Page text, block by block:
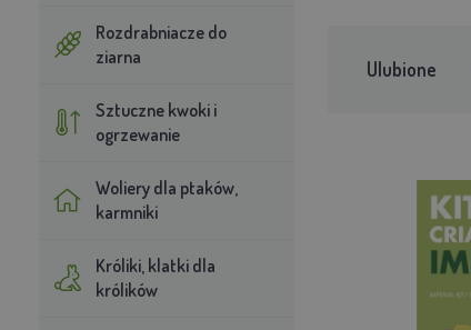
Rozdrabniacze do
ziarna
Sztuczne kwoki i
ogrzewanie
Woliery dla ptaków,
karmniki
Króliki, klatki dla
królików
Ulubione